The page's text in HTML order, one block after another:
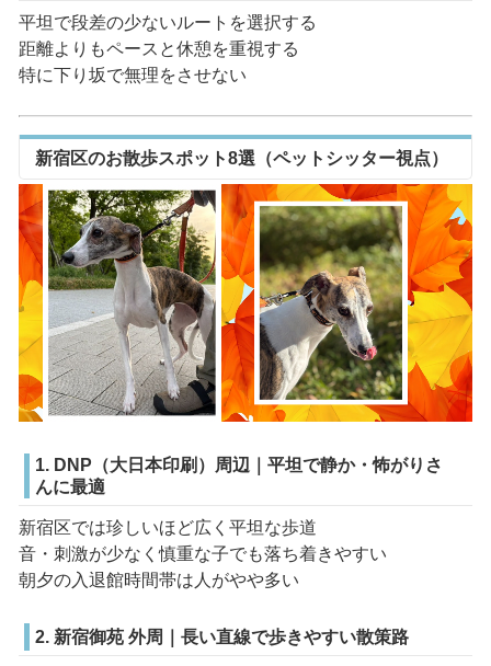
平坦で段差の少ないルートを選択する
距離よりもペースと休憩を重視する
特に下り坂で無理をさせない
新宿区のお散歩スポット8選（ペットシッター視点）
1. DNP（大日本印刷）周辺｜平坦で静か・怖がりさ
んに最適
新宿区では珍しいほど広く平坦な歩道
音・刺激が少なく慎重な子でも落ち着きやすい
朝夕の入退館時間帯は人がやや多い
2. 新宿御苑 外周｜長い直線で歩きやすい散策路